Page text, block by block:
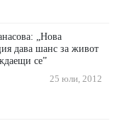
„Нова
дава шанс за живот
се”
25 юли, 2012